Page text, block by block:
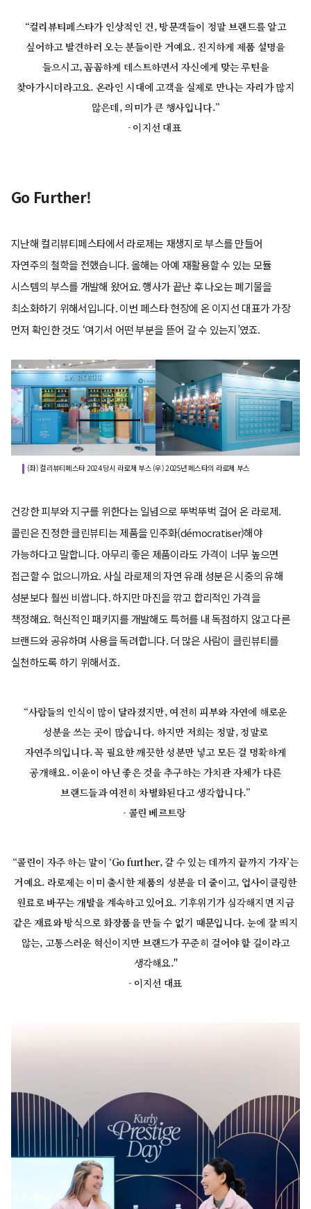
“컬리뷰티페스타가 인상적인 건, 방문객들이 정말 브랜드를 알고
싶어하고 발견하러 오는 분들이란 거예요. 진지하게 제품 설명을
들으시고, 꼼꼼하게 테스트하면서 자신에게 맞는 루틴을
찾아가시더라고요. 온라인 시대에 고객을 실제로 만나는 자리가 많지
않은데, 의미가 큰 행사입니다.”
- 이지선 대표
Go Further!
지난해 컬리뷰티페스타에서 라로제는 재생지로 부스를 만들어
자연주의 철학을 전했습니다. 올해는 아예 재활용할 수 있는 모듈
시스템의 부스를 개발해 왔어요. 행사가 끝난 후 나오는 폐기물을
최소화하기 위해서입니다. 이번 페스타 현장에 온 이지선 대표가 가장
먼저 확인한 것도 ‘여기서 어떤 부분을 뜯어 갈 수 있는지’였죠.
(좌) 컬리뷰티페스타 2024 당시 라로제 부스 (우) 2025년 페스타의 라로제 부스
건강한 피부와 지구를 위한다는 일념으로 뚜벅뚜벅 걸어 온 라로제.
콜린은 진정한 클린뷰티는 제품을 민주화(démocratiser)해야
가능하다고 말합니다. 아무리 좋은 제품이라도 가격이 너무 높으면
접근할 수 없으니까요. 사실 라로제의 자연 유래 성분은 시중의 유해
성분보다 훨씬 비쌉니다. 하지만 마진을 깎고 합리적인 가격을
책정해요. 혁신적인 패키지를 개발해도 특허를 내 독점하지 않고 다른
브랜드와 공유하며 사용을 독려합니다. 더 많은 사람이 클린뷰티를
실천하도록 하기 위해서죠.
“사람들의 인식이 많이 달라졌지만, 여전히 피부와 자연에 해로운
성분을 쓰는 곳이 많습니다. 하지만 저희는 정말, 정말로
자연주의입니다. 꼭 필요한 깨끗한 성분만 넣고 모든 걸 명확하게
공개해요. 이윤이 아닌 좋은 것을 추구하는 가치관 자체가 다른
브랜드들과 여전히 차별화된다고 생각합니다.”
- 콜린 베르트랑
“콜린이 자주 하는 말이 ‘Go further, 갈 수 있는 데까지 끝까지 가자’는
거예요. 라로제는 이미 출시한 제품의 성분을 더 줄이고, 업사이클링한
원료로 바꾸는 개발을 계속하고 있어요. 기후위기가 심각해지면 지금
같은 재료와 방식으로 화장품을 만들 수 없기 때문입니다. 눈에 잘 띄지
않는, 고통스러운 혁신이지만 브랜드가 꾸준히 걸어야 할 길이라고
생각해요."
- 이지선 대표